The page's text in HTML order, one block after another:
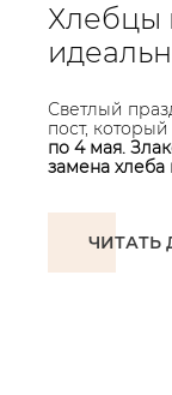
Хлебцы
Светлый
пост,
по 4 мая.
замена хлеба
ЧИТАТЬ